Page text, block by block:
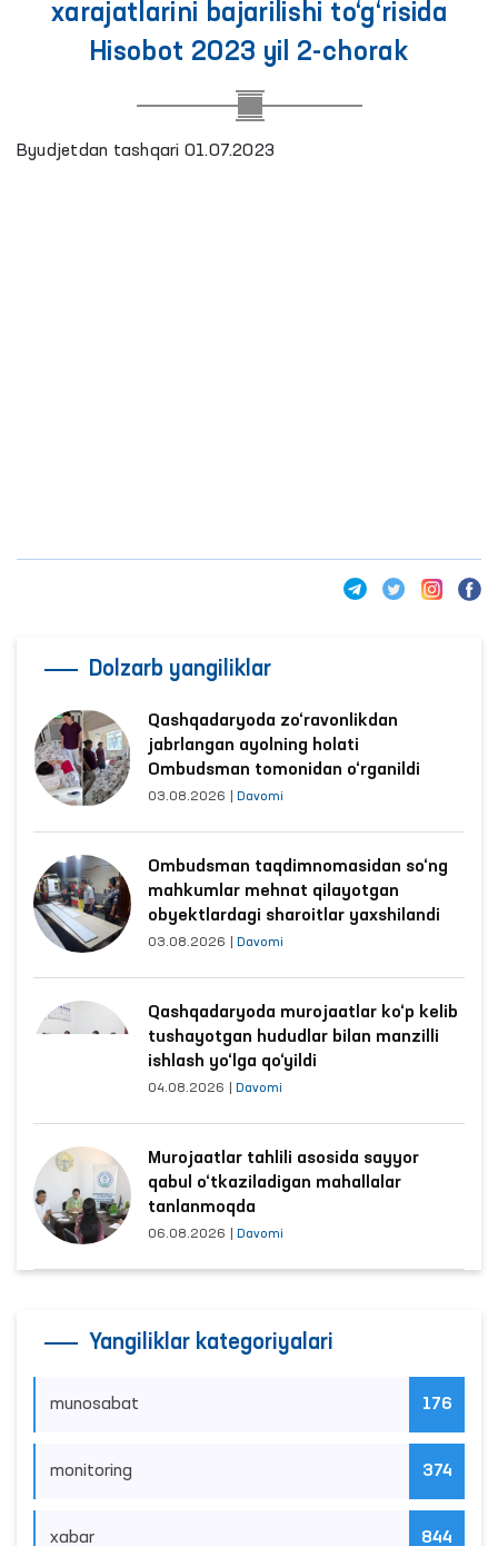
xarajatlarini bajarilishi to‘g‘risida
Hisobot 2023 yil 2-chorak
Byudjetdan tashqari 01.07.2023
Dolzarb yangiliklar
Qashqadaryoda zo‘ravonlikdan
jabrlangan ayolning holati
Ombudsman tomonidan o‘rganildi
03.08.2026 Davomi
Ombudsman taqdimnomasidan so‘ng
mahkumlar mehnat qilayotgan
obyektlardagi sharoitlar yaxshilandi
03.08.2026 Davomi
Qashqadaryoda murojaatlar ko‘p kelib
tushayotgan hududlar bilan manzilli
ishlash yo‘lga qo‘yildi
04.08.2026 Davomi
Murojaatlar tahlili asosida sayyor
qabul o‘tkaziladigan mahallalar
tanlanmoqda
06.08.2026 Davomi
Yangiliklar kategoriyalari
munosabat 176
monitoring 374
xabar 844